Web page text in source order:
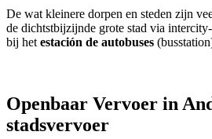
De wat kleinere dorpen en steden zijn
de dichtstbijzijnde grote stad via
bij hetestación de autobuses
Openbaar Vervoer in
stadsvervoer